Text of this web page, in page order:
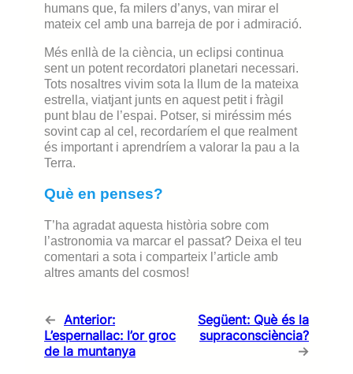
humans que, fa milers d’anys, van mirar el
mateix cel amb una barreja de por i admiració.
Més enllà de la ciència, un eclipsi continua
sent un potent recordatori planetari necessari.
Tots nosaltres vivim sota la llum de la mateixa
estrella, viatjant junts en aquest petit i fràgil
punt blau de l’espai. Potser, si miréssim més
sovint cap al cel, recordaríem el que realment
és important i aprendríem a valorar la pau a la
Terra.
Què en penses?
T’ha agradat aquesta història sobre com
l’astronomia va marcar el passat? Deixa el teu
comentari a sota i comparteix l’article amb
altres amants del cosmos!
← Anterior:
L’espernallac: l’or groc
de la muntanya
Següent: Què és la
supraconsciència?
→